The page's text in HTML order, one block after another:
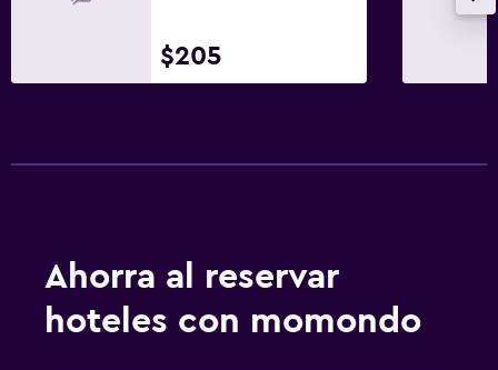
$205
Ahorra al reservar
hoteles con momondo